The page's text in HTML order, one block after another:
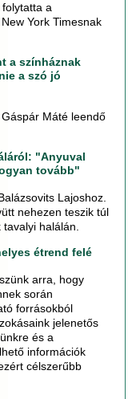
a
York Timesnak
a színháznak
a szó jó
Máté leendő
"Anyuval
tovább"
Lajoshoz.
nehezen teszik túl
halálán.
étrend felé
arra, hogy
során
forrásokból
jelenetős
és a
információk
célszerűbb